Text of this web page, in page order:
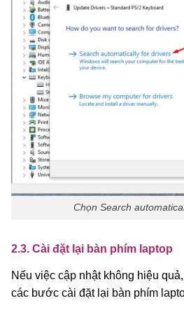
Chọn Search
2.3. Cài đặt lại bàn phím laptop
Nếu việc cập nhật không hiệu
các bước cài đặt lại bàn phím